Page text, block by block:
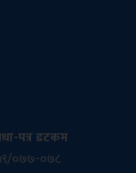
पत्र डटकम
०७७-०७८